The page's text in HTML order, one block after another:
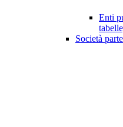
Enti
Società